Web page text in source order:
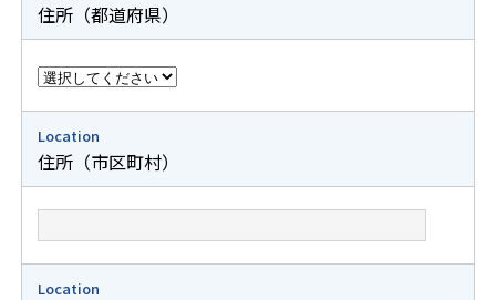
住所（都道府県）
Location
住所（市区町村）
Location